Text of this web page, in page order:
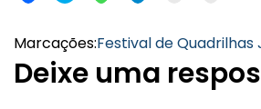
Marcações:Festival de Quadrilhas
Deixe uma